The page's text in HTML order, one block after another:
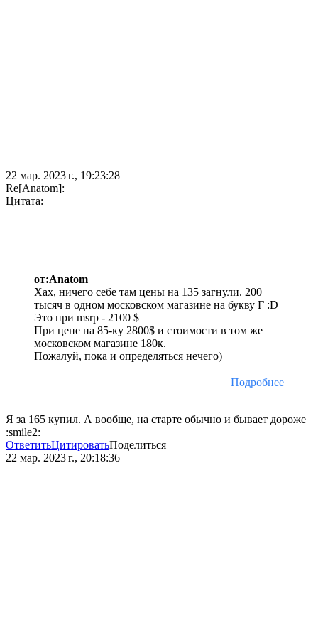
22 мар. 2023 г., 19:23:28
Re[Anatom]:
Цитата:
от:Anatom
Хах, ничего себе там цены на 135 загнули. 200
тысяч в одном московском магазине на букву Г :D
Это при msrp - 2100 $
При цене на 85-ку 2800$ и стоимости в том же
московском магазине 180к.
Пожалуй, пока и определяться нечего)
Подробнее
Я за 165 купил. А вообще, на старте обычно и бывает дороже
:smile2:
ОтветитьЦитироватьПоделиться
22 мар. 2023 г., 20:18:36